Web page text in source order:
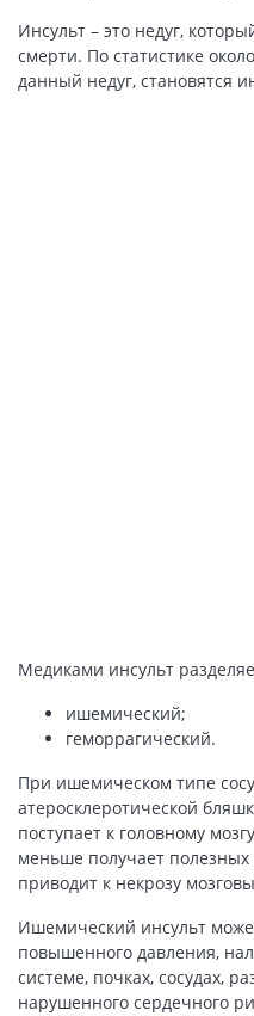
Инсульт – это недуг,
смерти. По статистике
данный недуг, становятся
Медиками инсульт
ишемический;
геморрагический.
При ишемическом типе
атеросклеротической
поступает к головному
меньше получает полезных
приводит к некрозу
Ишемический инсульт
повышенного давления,
системе, почках, сосудах,
нарушенного сердечного